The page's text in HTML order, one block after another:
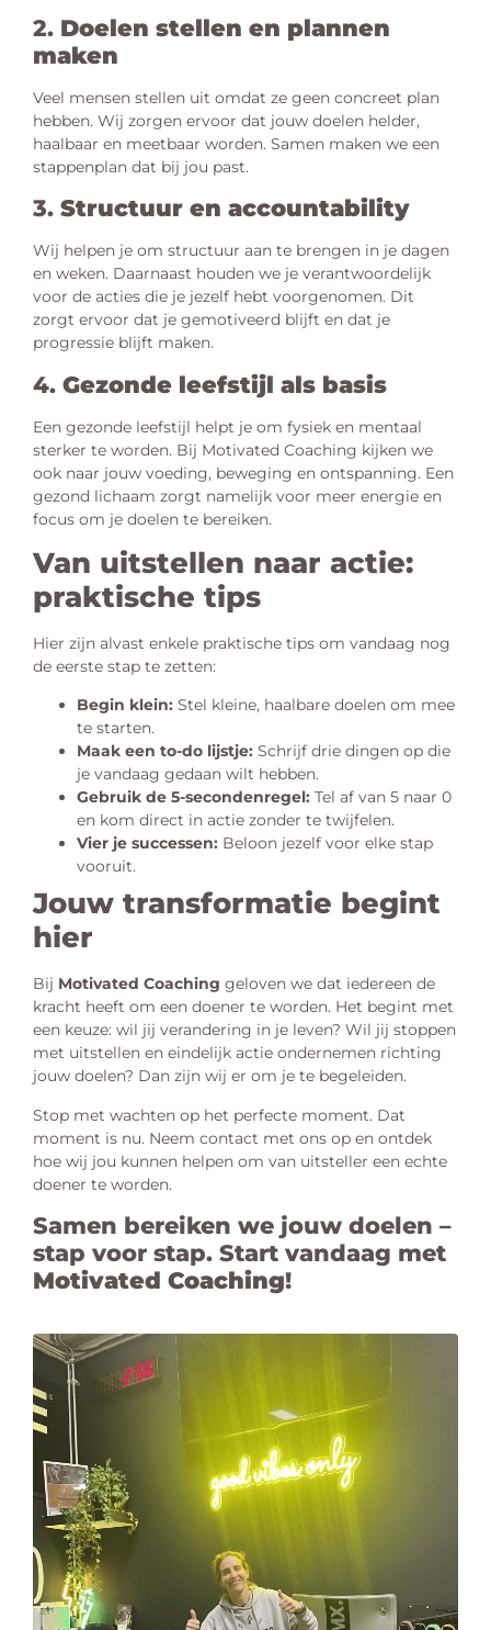
2. Doelen stellen en plannen
maken
Veel mensen stellen uit omdat ze geen concreet plan
hebben. Wij zorgen ervoor dat jouw doelen helder,
haalbaar en meetbaar worden. Samen maken we een
stappenplan dat bij jou past.
3. Structuur en accountability
Wij helpen je om structuur aan te brengen in je dagen
en weken. Daarnaast houden we je verantwoordelijk
voor de acties die je jezelf hebt voorgenomen. Dit
zorgt ervoor dat je gemotiveerd blijft en dat je
progressie blijft maken.
4. Gezonde leefstijl als basis
Een gezonde leefstijl helpt je om fysiek en mentaal
sterker te worden. Bij Motivated Coaching kijken we
ook naar jouw voeding, beweging en ontspanning. Een
gezond lichaam zorgt namelijk voor meer energie en
focus om je doelen te bereiken.
Van uitstellen naar actie:
praktische tips
Hier zijn alvast enkele praktische tips om vandaag nog
de eerste stap te zetten:
Begin klein: Stel kleine, haalbare doelen om mee
te starten.
Maak een to-do lijstje: Schrijf drie dingen op die
je vandaag gedaan wilt hebben.
Gebruik de 5-secondenregel: Tel af van 5 naar 0
en kom direct in actie zonder te twijfelen.
Vier je successen: Beloon jezelf voor elke stap
vooruit.
Jouw transformatie begint
hier
Bij Motivated Coaching geloven we dat iedereen de
kracht heeft om een doener te worden. Het begint met
een keuze: wil jij verandering in je leven? Wil jij stoppen
met uitstellen en eindelijk actie ondernemen richting
jouw doelen? Dan zijn wij er om je te begeleiden.
Stop met wachten op het perfecte moment. Dat
moment is nu. Neem contact met ons op en ontdek
hoe wij jou kunnen helpen om van uitsteller een echte
doener te worden.
Samen bereiken we jouw doelen –
stap voor stap. Start vandaag met
Motivated Coaching!